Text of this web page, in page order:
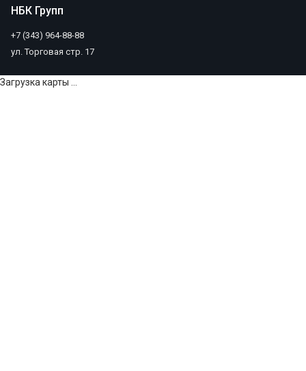
НБК Групп
+7 (343) 964-88-88
ул. Торговая стр. 17
Загрузка карты ...